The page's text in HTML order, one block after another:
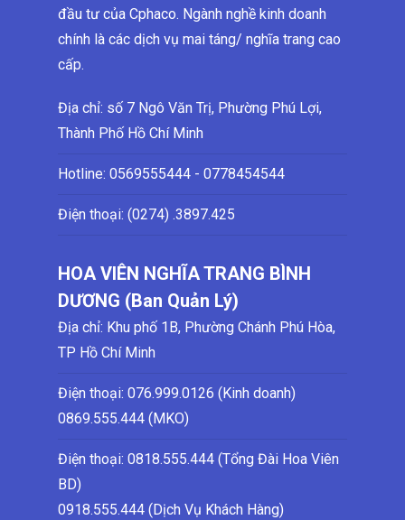
đầu tư của Cphaco. Ngành nghề kinh doanh
chính là các dịch vụ mai táng/ nghĩa trang cao
cấp.
Địa chỉ: số 7 Ngô Văn Trị, Phường Phú Lợi,
Thành Phố Hồ Chí Minh
Hotline: 0569555444 - 0778454544
Điện thoại: (0274) .3897.425
HOA VIÊN NGHĨA TRANG BÌNH
DƯƠNG (Ban Quản Lý)
Địa chỉ: Khu phố 1B, Phường Chánh Phú Hòa,
TP Hồ Chí Minh
Điện thoại: 076.999.0126 (Kinh doanh)
0869.555.444 (MKO)
Điện thoại: 0818.555.444 (Tổng Đài Hoa Viên
BD)
0918.555.444 (Dịch Vụ Khách Hàng)